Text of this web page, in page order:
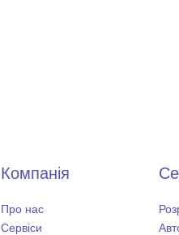
Компанія
Про нас
Сервіси